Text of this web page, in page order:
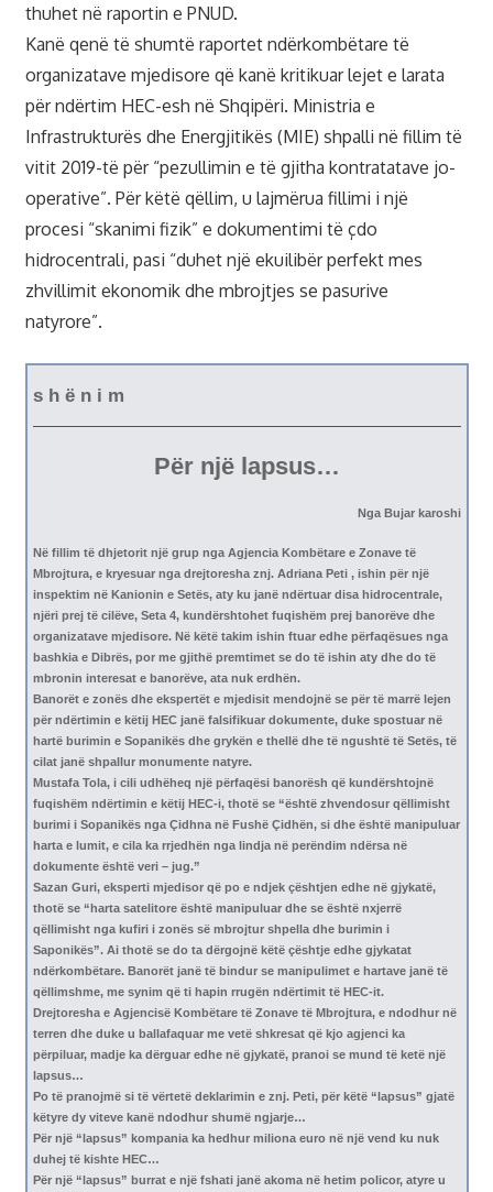
thuhet në raportin e PNUD.
Kanë qenë të shumtë raportet ndërkombëtare të
organizatave mjedisore që kanë kritikuar lejet e larata
për ndërtim HEC-esh në Shqipëri. Ministria e
Infrastrukturës dhe Energjitikës (MIE) shpalli në fillim të
vitit 2019-të për “pezullimin e të gjitha kontratatave jo-
operative”. Për këtë qëllim, u lajmërua fillimi i një
procesi “skanimi fizik” e dokumentimi të çdo
hidrocentrali, pasi “duhet një ekuilibër perfekt mes
zhvillimit ekonomik dhe mbrojtjes se pasurive
natyrore”.
s h ë n i m
Për një lapsus…
Nga Bujar karoshi
Në fillim të dhjetorit një grup nga Agjencia Kombëtare e Zonave të
Mbrojtura, e kryesuar nga drejtoresha znj. Adriana Peti , ishin për një
inspektim në Kanionin e Setës, aty ku janë ndërtuar disa hidrocentrale,
njëri prej të cilëve, Seta 4, kundërshtohet fuqishëm prej banorëve dhe
organizatave mjedisore. Në këtë takim ishin ftuar edhe përfaqësues nga
bashkia e Dibrës, por me gjithë premtimet se do të ishin aty dhe do të
mbronin interesat e banorëve, ata nuk erdhën.
Banorët e zonës dhe ekspertët e mjedisit mendojnë se për të marrë lejen
për ndërtimin e këtij HEC janë falsifikuar dokumente, duke spostuar në
hartë burimin e Sopanikës dhe grykën e thellë dhe të ngushtë të Setës, të
cilat janë shpallur monumente natyre.
Mustafa Tola, i cili udhëheq një përfaqësi banorësh që kundërshtojnë
fuqishëm ndërtimin e këtij HEC-i, thotë se “është zhvendosur qëllimisht
burimi i Sopanikës nga Çidhna në Fushë Çidhën, si dhe është manipuluar
harta e lumit, e cila ka rrjedhën nga lindja në perëndim ndërsa në
dokumente është veri – jug.”
Sazan Guri, eksperti mjedisor që po e ndjek çështjen edhe në gjykatë,
thotë se “harta satelitore është manipuluar dhe se është nxjerrë
qëllimisht nga kufiri i zonës së mbrojtur shpella dhe burimin i
Saponikës”. Ai thotë se do ta dërgojnë këtë çështje edhe gjykatat
ndërkombëtare. Banorët janë të bindur se manipulimet e hartave janë të
qëllimshme, me synim që ti hapin rrugën ndërtimit të HEC-it.
Drejtoresha e Agjencisë Kombëtare të Zonave të Mbrojtura, e ndodhur në
terren dhe duke u ballafaquar me vetë shkresat që kjo agjenci ka
përpiluar, madje ka dërguar edhe në gjykatë, pranoi se mund të ketë një
lapsus…
Po të pranojmë si të vërtetë deklarimin e znj. Peti, për këtë “lapsus” gjatë
këtyre dy viteve kanë ndodhur shumë ngjarje…
Për një “lapsus” kompania ka hedhur miliona euro në një vend ku nuk
duhej të kishte HEC…
Për një “lapsus” burrat e një fshati janë akoma në hetim policor, atyre u